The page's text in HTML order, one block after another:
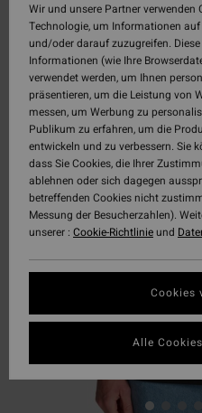
Wir und unsere Partner verwenden
Technologie, um Informationen
und/oder darauf zuzugreifen.
Informationen (wie Ihre
verwendet werden, um Ihnen
präsentieren, um die Leistung von
messen, um Werbung zu
Publikum zu erfahren, um die
entwickeln und zu verbessern. Sie
dass Sie Cookies, die Ihrer
ablehnen oder sich dagegen
betreffenden Cookies nicht
Messung der Besucherzahlen).
unserer : Cookie-Richtlinieund
Cookies
Alle